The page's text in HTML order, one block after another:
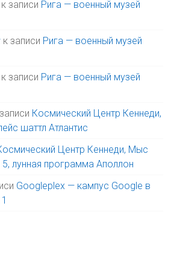
к записи Рига — военный музей
к записи Рига — военный музей
к записи Рига — военный музей
Космический Центр Кеннеди,
шаттл Атлантис
Центр Кеннеди, Мыс
лунная программа Аполлон
Googleplex — кампус Google в